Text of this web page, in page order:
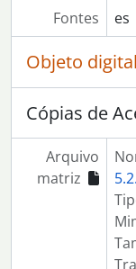
Fontes es
Objeto
Cópias de
Arquivo
matriz